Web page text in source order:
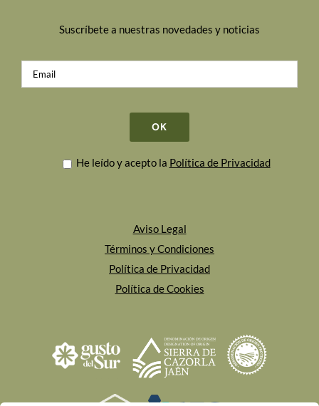
Suscríbete a nuestras novedades y noticias
He leído y acepto la Política de Privacidad
Aviso Legal
Términos y Condiciones
Política de Privacidad
Política de Cookies